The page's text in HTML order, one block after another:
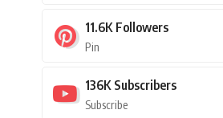
11.6K Followers
Pin
136K Subscribers
Subscribe